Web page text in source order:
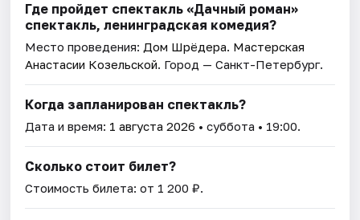
Где пройдет спектакль «Дачный роман»
спектакль, ленинградская комедия?
Место проведения: Дом Шрёдера. Мастерская
Анастасии Козельской. Город — Санкт-Петербург.
Когда запланирован спектакль?
Дата и время: 1 августа 2026 • суббота • 19:00.
Сколько стоит билет?
Стоимость билета: от 1 200 ₽.